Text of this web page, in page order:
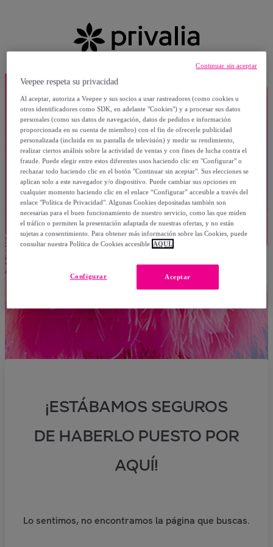
¡ESTÁBAMOS SEGUROS
DE HABERLO PUESTO POR
AQUÍ!
Lo sentimos, no encontramos la página que buscas.
Veepee respeta su privacidad
Al aceptar, autoriza a Veepee y sus socios a usar rastreadores (como cookies u
otros identificadores como SDK, en adelante "Cookies") y a procesar sus datos
personales (como sus datos de navegación, datos de pedidos e información
proporcionada en su cuenta de miembro) con el fin de ofrecerle publicidad
personalizada (incluida en su pantalla de televisión) y medir su rendimiento,
realizar ciertos análisis sobre la actividad de ventas y con fines de lucha contra el
fraude. Puede elegir entre estos diferentes usos haciendo clic en "Configurar" o
rechazar todo haciendo clic en el botón "Continuar sin aceptar". Sus elecciones se
aplican solo a este navegador y/o dispositivo. Puede cambiar sus opciones en
cualquier momento haciendo clic en el enlace “Configurar” accesible a través del
enlace "Política de Privacidad". Algunas Cookies depositadas también son
necesarias para el buen funcionamiento de nuestro servicio, como las que miden
el tráfico o permiten la presentación adaptada de nuestras ofertas, y no están
sujetas a consentimiento. Para obtener más información sobre las Cookies, puede
consultar nuestra Política de Cookies accesible AQUÍ.
Aceptar
Configurar
Continuar sin aceptar